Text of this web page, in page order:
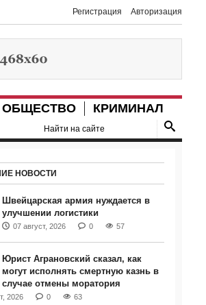
Регистрация Авторизация
ОБЩЕСТВО КРИМИНАЛ
НОВОСТИ
Швейцарская армия нуждается в
улучшении логистики
07 август, 2026 0 57
Юрист Аграновский сказал, как
могут исполнять смертную казнь в
случае отмены моратория
2026 0 63